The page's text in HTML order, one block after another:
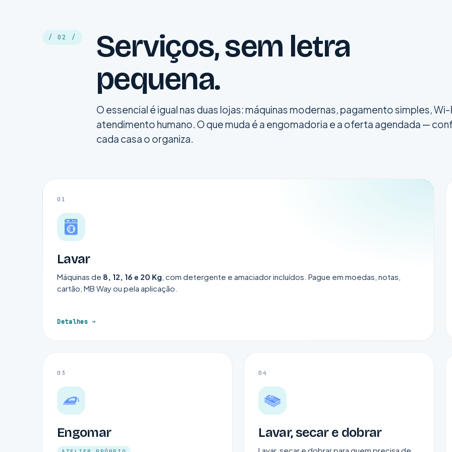
/ 02 /
Serviços, sem letra
pequena.
O essencial é igual nas duas lojas: máquinas modernas, pagamento simples, Wi-
atendimento humano. O que muda é a engomadoria e a oferta agendada —
cada casa o organiza.
01
Lavar
Máquinas de 8, 12, 16 e 20 Kg , com detergente e amaciador incluídos. Pague em moedas, notas,
cartão, MB Way ou pela aplicação.
Detalhes
03
Engomar
04
Lavar, secar e dobrar